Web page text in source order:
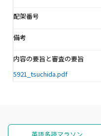
配架番号
備考
内容の要旨と審査の要旨
5921_tsuchida.pdf